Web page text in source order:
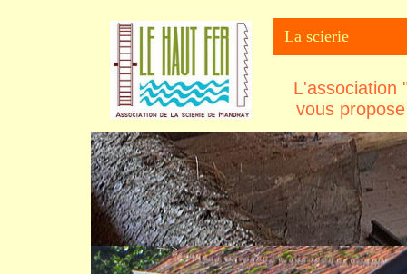
La scierie
L'association
vous